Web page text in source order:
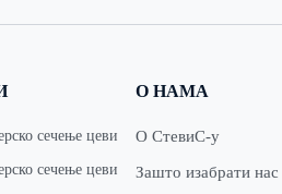
сечење цеви
сечење цеви
О НАМА
О СтевиС-у
Зашто изабрати нас